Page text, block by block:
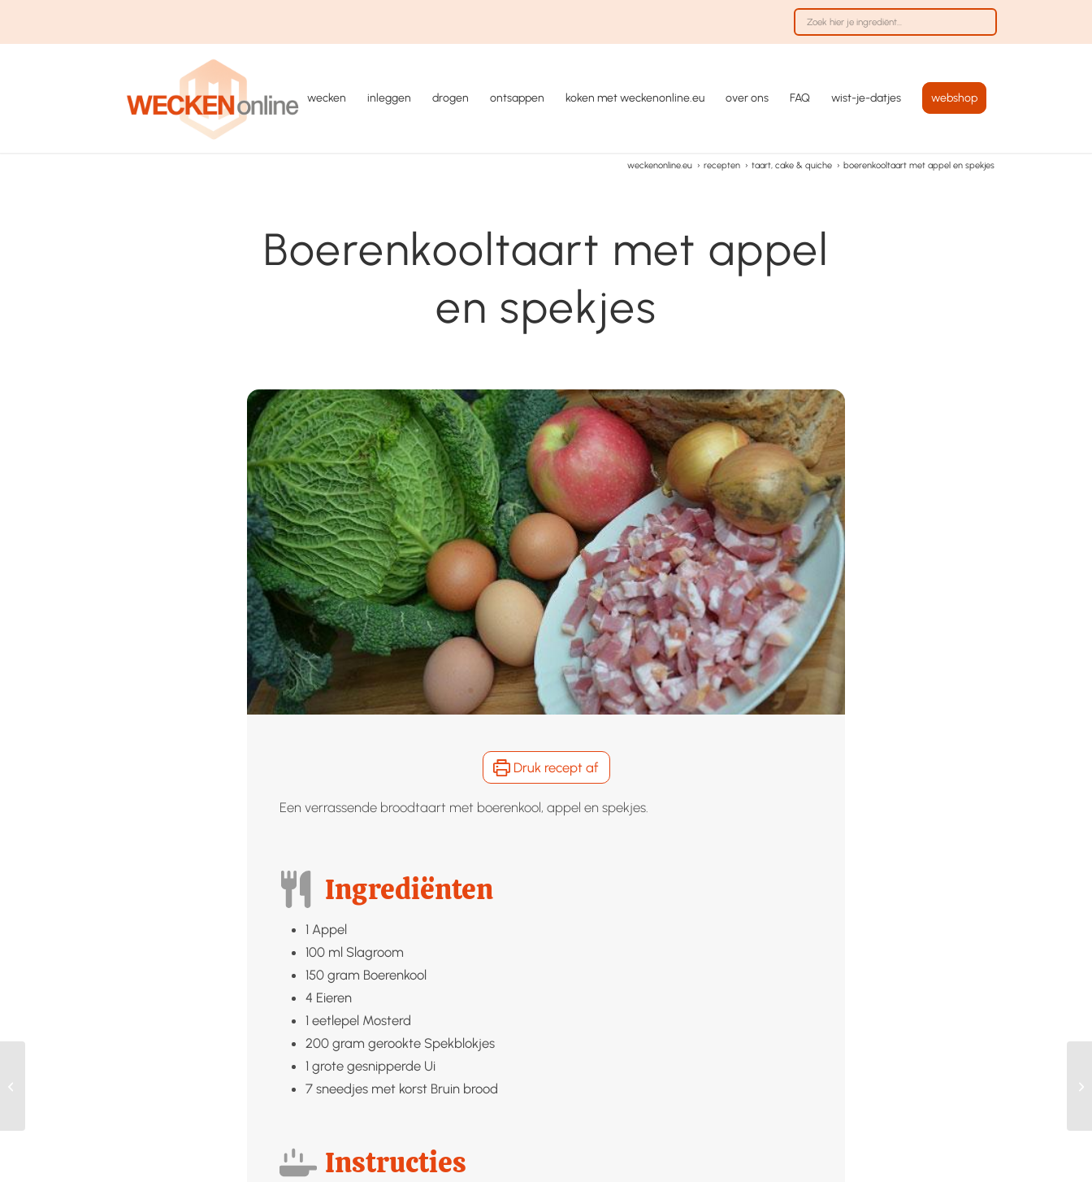
wecken inleggen drogen ontsappen koken met weckenonline.eu over ons FAQ wist-je-datjes webshop
weckenonline.eu › recepten › taart, cake & quiche › boerenkooltaart met appel en spekjes
Boerenkooltaart met appel
en spekjes
Druk recept af
Een verrassende broodtaart met boerenkool, appel en spekjes.
Ingrediënten
1 Appel
100 ml Slagroom
150 gram Boerenkool
4 Eieren
1 eetlepel Mosterd
200 gram gerookte Spekblokjes
1 grote gesnipperde Ui
7 sneedjes met korst Bruin brood
Instructies